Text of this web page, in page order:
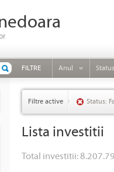
FILTRE Anul Status
Filtre active Status:
Lista investitii
Total investitii: